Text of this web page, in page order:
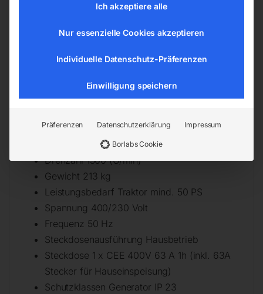
Amperemeter
Dauerleistung 30,0/24,0 kVA/kW
Drehzahl 1500 (U/min)
Gewicht 213 kg
Leistungsbedarf Traktor mind. 50 PS
Spannung 400/230 Volt
Frequenz 50 Hz
Steckdosenausführung Hausbetrieb
Steckdose 1 x CEE 400V 63 A 1h (inkl. 63A
Stecker für Hauseinspeisung)
Schutzklassen Generator IP 23
Ich akzeptiere alle
Nur essenzielle Cookies akzeptieren
Individuelle Datenschutz-Präferenzen
Einwilligung speichern
Präferenzen Datenschutzerklärung Impressum
Borlabs Cookie